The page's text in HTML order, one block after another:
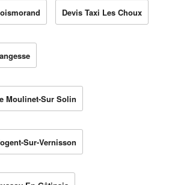
Devis Taxi Les Choux
Moulinet-Sur Solin
Sur-Vernisson